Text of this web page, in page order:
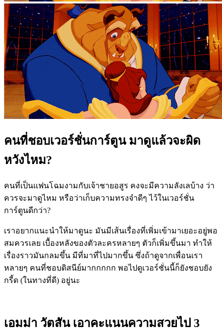
คนที่ชอบเวอร์ชั่นการ์ตูน มาดูแล้วจะผิด
หวังไหม?
คนที่เป็นแฟนโฉมงามกับเจ้าชายอสูร คงจะมีความลังเลบ้าง ว่า
ควรจะมาดูไหม หรือว่าเก็บความทรงจำดีๆ ไว้ในเวอร์ชั่น
การ์ตูนดีกว่า?
เราอยากแนะนำให้มาดูนะ มันมีเส้นเรื่องที่เพิ่มเข้ามาเยอะอยู่พอ
สมควรเลย เบื้องหลังของตัวละครหลายๆ ตัวก็เพิ่มขึ้นมา ทำให้
เรื่องราวมันกลมขึ้น มีที่มาที่ไปมากขึ้น ซึ่งถ้าดูจากเพื่อนเรา
หลายๆ คนที่ชอบดิสนีย์มากกกกก พอไปดูเวอร์ชั่นนี้ก็ยังชอบยัง
กรี้ด (ในทางที่ดี) อยู่นะ
เอมม่า วัตสัน เอาคะแนนความสวยไป 3